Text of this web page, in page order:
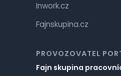
Inwork.cz
Fajnskupina.cz
PROVOZOVATEL
Fajn skupina